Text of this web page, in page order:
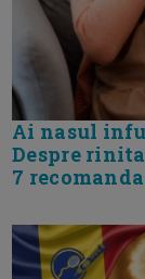
Ai nasul
Despre
7